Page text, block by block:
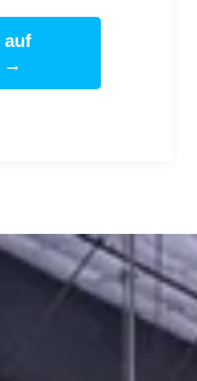
auf
→